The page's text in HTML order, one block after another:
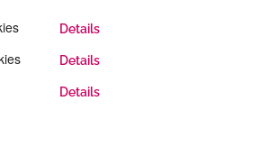
Autorin und Fotografin
4 Kommentare
Details
Details
Details